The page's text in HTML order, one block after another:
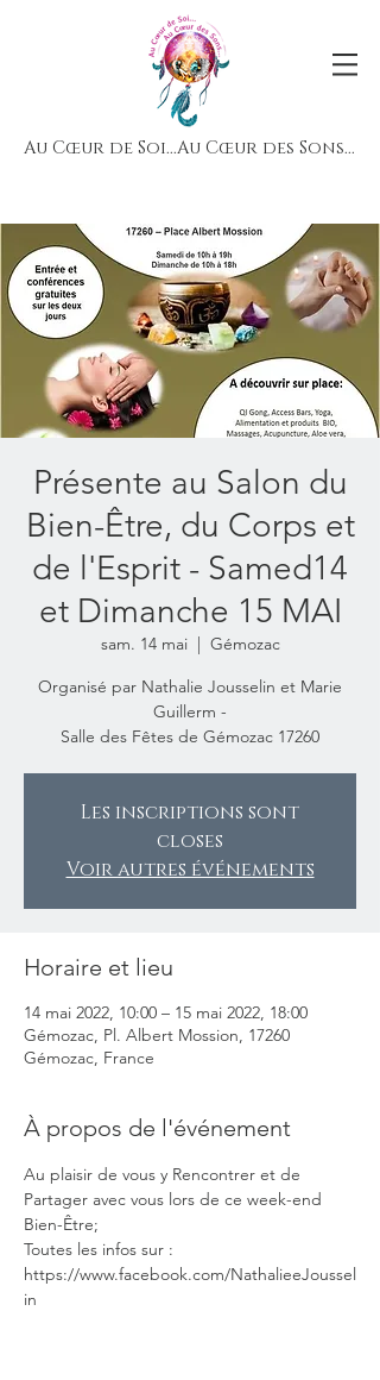
Au Cœur de Soi...Au Cœur des Sons...
Présente au Salon du
Bien-Être, du Corps et
de l'Esprit - Samed14
et Dimanche 15 MAI
sam. 14 mai
  |
Gémozac
Organisé par Nathalie Jousselin et Marie
Guillerm -
Salle des Fêtes de Gémozac 17260
Les inscriptions sont
closes
Voir autres événements
Horaire et lieu
14 mai 2022, 10:00 – 15 mai 2022, 18:00
Gémozac, Pl. Albert Mossion, 17260
Gémozac, France
À propos de l'événement
Au plaisir de vous y Rencontrer et de
Partager avec vous lors de ce week-end
Bien-Être;
Toutes les infos sur :
https://www.facebook.com/NathalieeJoussel
in